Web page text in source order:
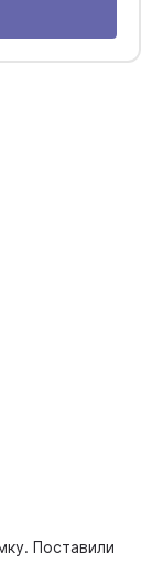
Поставили